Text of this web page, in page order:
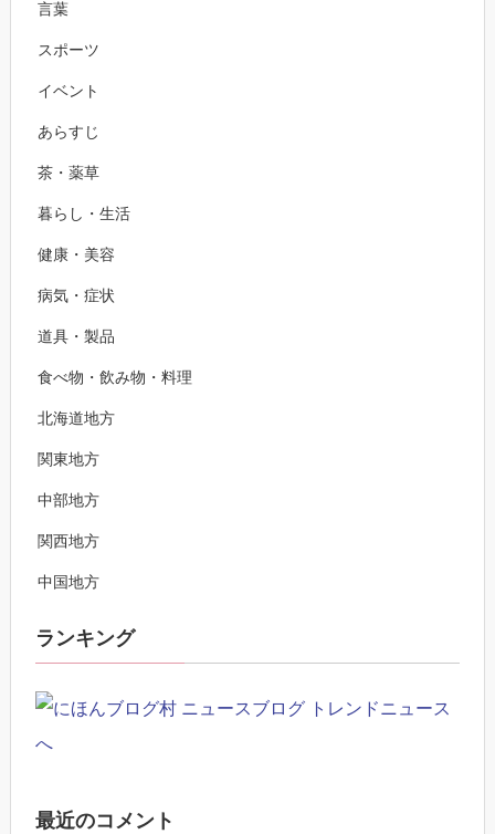
言葉
スポーツ
イベント
あらすじ
茶・薬草
暮らし・生活
健康・美容
病気・症状
道具・製品
食べ物・飲み物・料理
北海道地方
関東地方
中部地方
関西地方
中国地方
ランキング
最近のコメント